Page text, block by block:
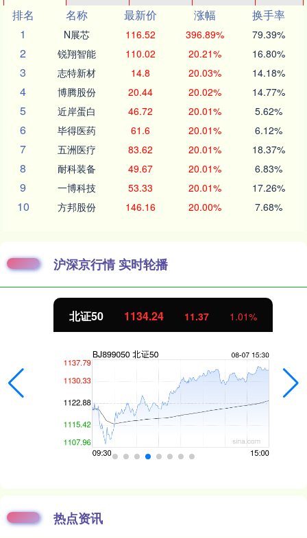
排名
名称 最新价 涨幅
换手率
1
N展芯 116.52 396.89% 79.39%
2 锐翔智能 110.02 20.21% 16.80%
3 志特新材 14.8 20.03% 14.18%
4 博腾股份 20.44 20.02% 14.77%
5 近岸蛋白 46.72 20.01% 5.62%
6 毕得医药 61.6 20.01% 6.12%
7 五洲医疗 83.62 20.01% 18.37%
8 耐科装备 49.67 20.01% 6.83%
9 一博科技 53.33 20.01% 17.26%
10 方邦股份 146.16 20.00% 7.68%
沪深京行情 实时轮播
北证50 1134.24 11.37 1.01%
热点资讯